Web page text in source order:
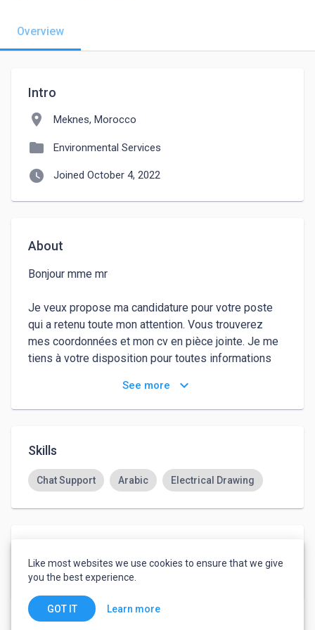
Overview
Intro
location_on Meknes, Morocco
folder Environmental Services
watch_later Joined October 4, 2022
About
Bonjour mme mr
Je veux propose ma candidature pour votre poste
qui a retenu toute mon attention. Vous trouverez
mes coordonnées et mon cv en pièce jointe. Je me
tiens à votre disposition pour toutes informations
Bien cordialement !!
See more keyboard_arrow_down
Skills
Chat Support Arabic Electrical Drawing
English - Intermediate
Like most websites we use cookies to ensure that we give
you the best experience.
GOT IT Learn more